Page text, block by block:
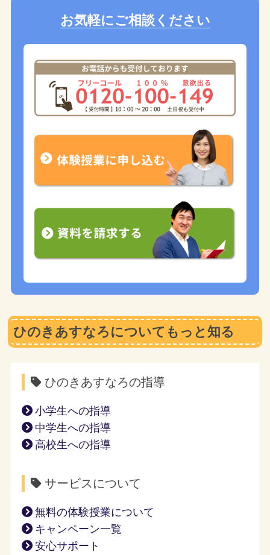
お気軽にご相談ください
ひのきあすなろについてもっと知る
ひのきあすなろの指導
小学生への指導
中学生への指導
高校生への指導
サービスについて
無料の体験授業について
キャンペーン一覧
安心サポート